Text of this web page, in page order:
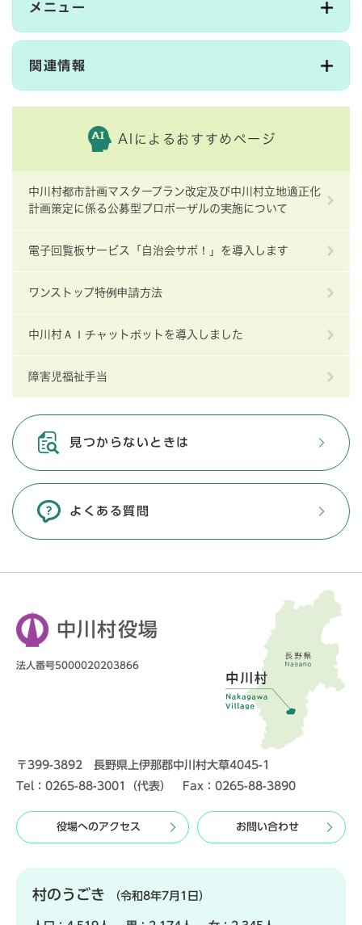
メニュー
関連情報
AIによるおすすめページ
中川村都市計画マスタープラン改定及び中川村立地適正化
計画策定に係る公募型プロポーザルの実施について
電子回覧板サービス「自治会サポ！」を導入します
ワンストップ特例申請方法
中川村ＡＩチャットボットを導入しました
障害児福祉手当
見つからないときは
よくある質問
中川村役場
法人番号5000020203866
〒399-3892 長野県上伊那郡中川村大草4045-1
Tel：0265-88-3001（代表） Fax：0265-88-3890
役場へのアクセス お問い合わせ
村のうごき （令和8年7月1日）